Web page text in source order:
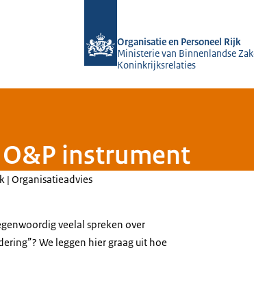
Organisatie en Personeel Rijk
Ministerie van Binnenlandse
Koninkrijksrelaties
instrument
| Organisatieadvies
veelal spreken over
We leggen hier graag uit hoe